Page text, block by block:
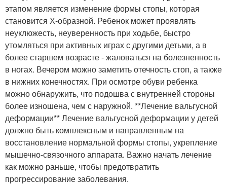
этапом является изменение формы стопы, которая
становится Х-образной. Ребенок может проявлять
неуклюжесть, неуверенность при ходьбе, быстро
утомляться при активных играх с другими детьми, а в
более старшем возрасте - жаловаться на болезненность
в ногах. Вечером можно заметить отечность стоп, а также
в нижних конечностях. При осмотре обуви ребенка
можно обнаружить, что подошва с внутренней стороны
более изношена, чем с наружной. **Лечение вальгусной
деформации** Лечение вальгусной деформации у детей
должно быть комплексным и направленным на
восстановление нормальной формы стопы, укрепление
мышечно-связочного аппарата. Важно начать лечение
как можно раньше, чтобы предотвратить
прогрессирование заболевания.